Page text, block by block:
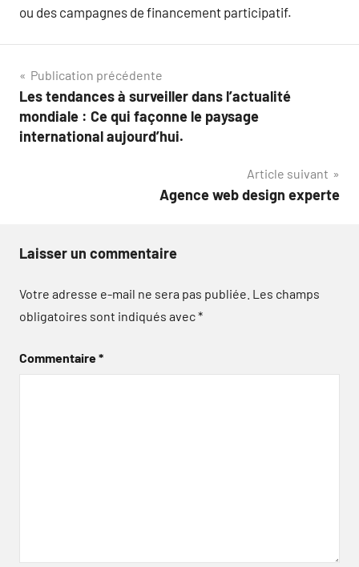
ou des campagnes de financement participatif.
Navigation
de
l’article
Publication précédente
Les tendances à surveiller dans l’actualité
mondiale : Ce qui façonne le paysage
international aujourd’hui.
Article suivant
Agence web design experte
Laisser un commentaire
Votre adresse e-mail ne sera pas publiée. Les champs
obligatoires sont indiqués avec*
Commentaire*